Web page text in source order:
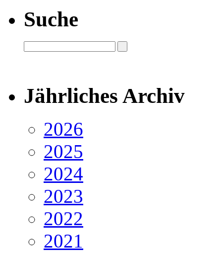
Suche
Jährliches Archiv
2026
2025
2024
2023
2022
2021